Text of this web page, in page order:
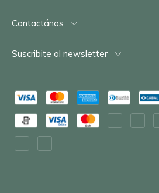
Contactános
Suscribite al newsletter